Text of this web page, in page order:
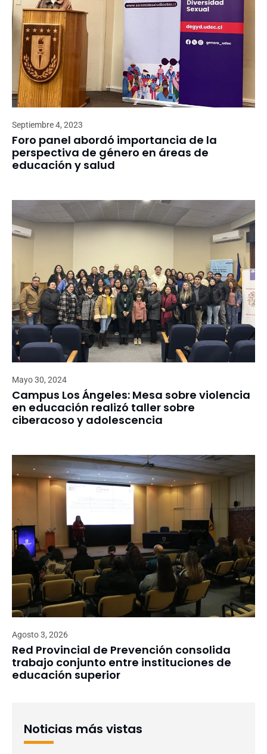
Septiembre 4, 2023
Foro panel abordó importancia de la
perspectiva de género en áreas de
educación y salud
Mayo 30, 2024
Campus Los Ángeles: Mesa sobre violencia
en educación realizó taller sobre
ciberacoso y adolescencia
Agosto 3, 2026
Red Provincial de Prevención consolida
trabajo conjunto entre instituciones de
educación superior
Noticias más vistas